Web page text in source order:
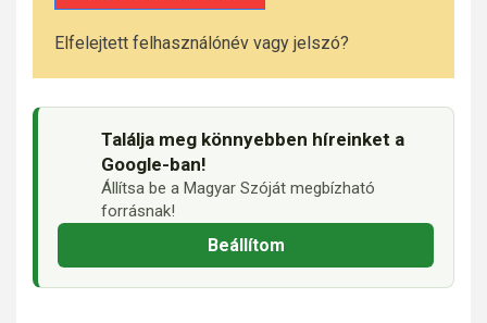
Elfelejtett felhasználónév vagy jelszó?
Találja meg könnyebben híreinket a
Google-ban!
Állítsa be a Magyar Szóját megbízható
forrásnak!
Beállítom